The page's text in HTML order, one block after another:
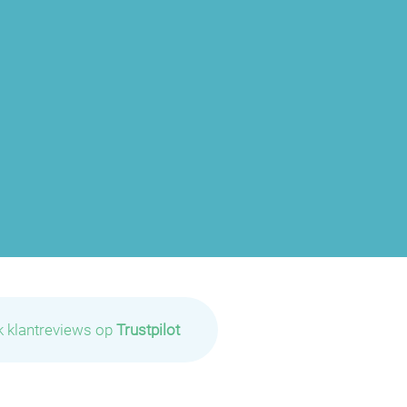
klantreviews op Trustpilot